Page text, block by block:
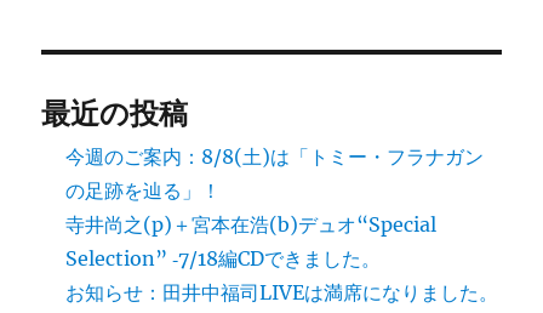
最近の投稿
今週のご案内：8/8(土)は「トミー・フラナガン
の足跡を辿る」！
寺井尚之(p)＋宮本在浩(b)デュオ“Special
Selection” ‐7/18編CDできました。
お知らせ：田井中福司LIVEは満席になりました。